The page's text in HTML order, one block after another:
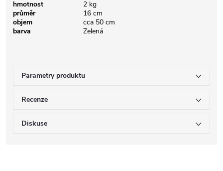
hmotnost
2 kg
průměr
16 cm
objem
cca 50 cm
barva
Zelená
Parametry produktu
Recenze
Diskuse